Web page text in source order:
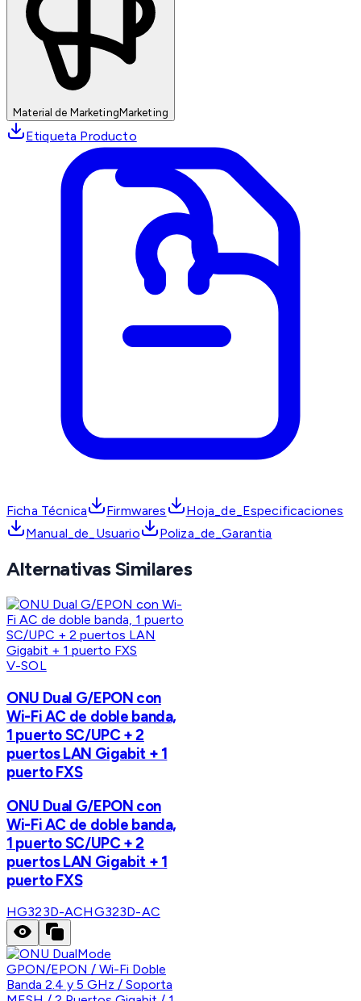
Material de MarketingMarketing
Etiqueta Producto
Ficha Técnica Firmwares
Hoja_de_Especificaciones
Manual_de_Usuario
Poliza_de_Garantia
Alternativas Similares
V-SOL
ONU Dual G/EPON con
Wi-Fi AC de doble banda,
1 puerto SC/UPC + 2
puertos LAN Gigabit + 1
puerto FXS
ONU Dual G/EPON con
Wi-Fi AC de doble banda,
1 puerto SC/UPC + 2
puertos LAN Gigabit + 1
puerto FXS
HG323D-ACHG323D-AC